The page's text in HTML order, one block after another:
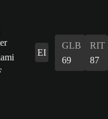
EI
GLB
69
RIT
87